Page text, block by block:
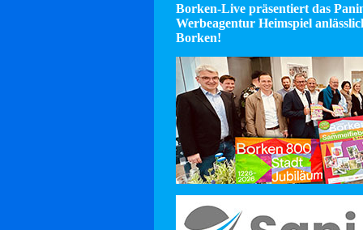
Borken-Live präsentiert das
Werbeagentur Heimspiel
Borken!